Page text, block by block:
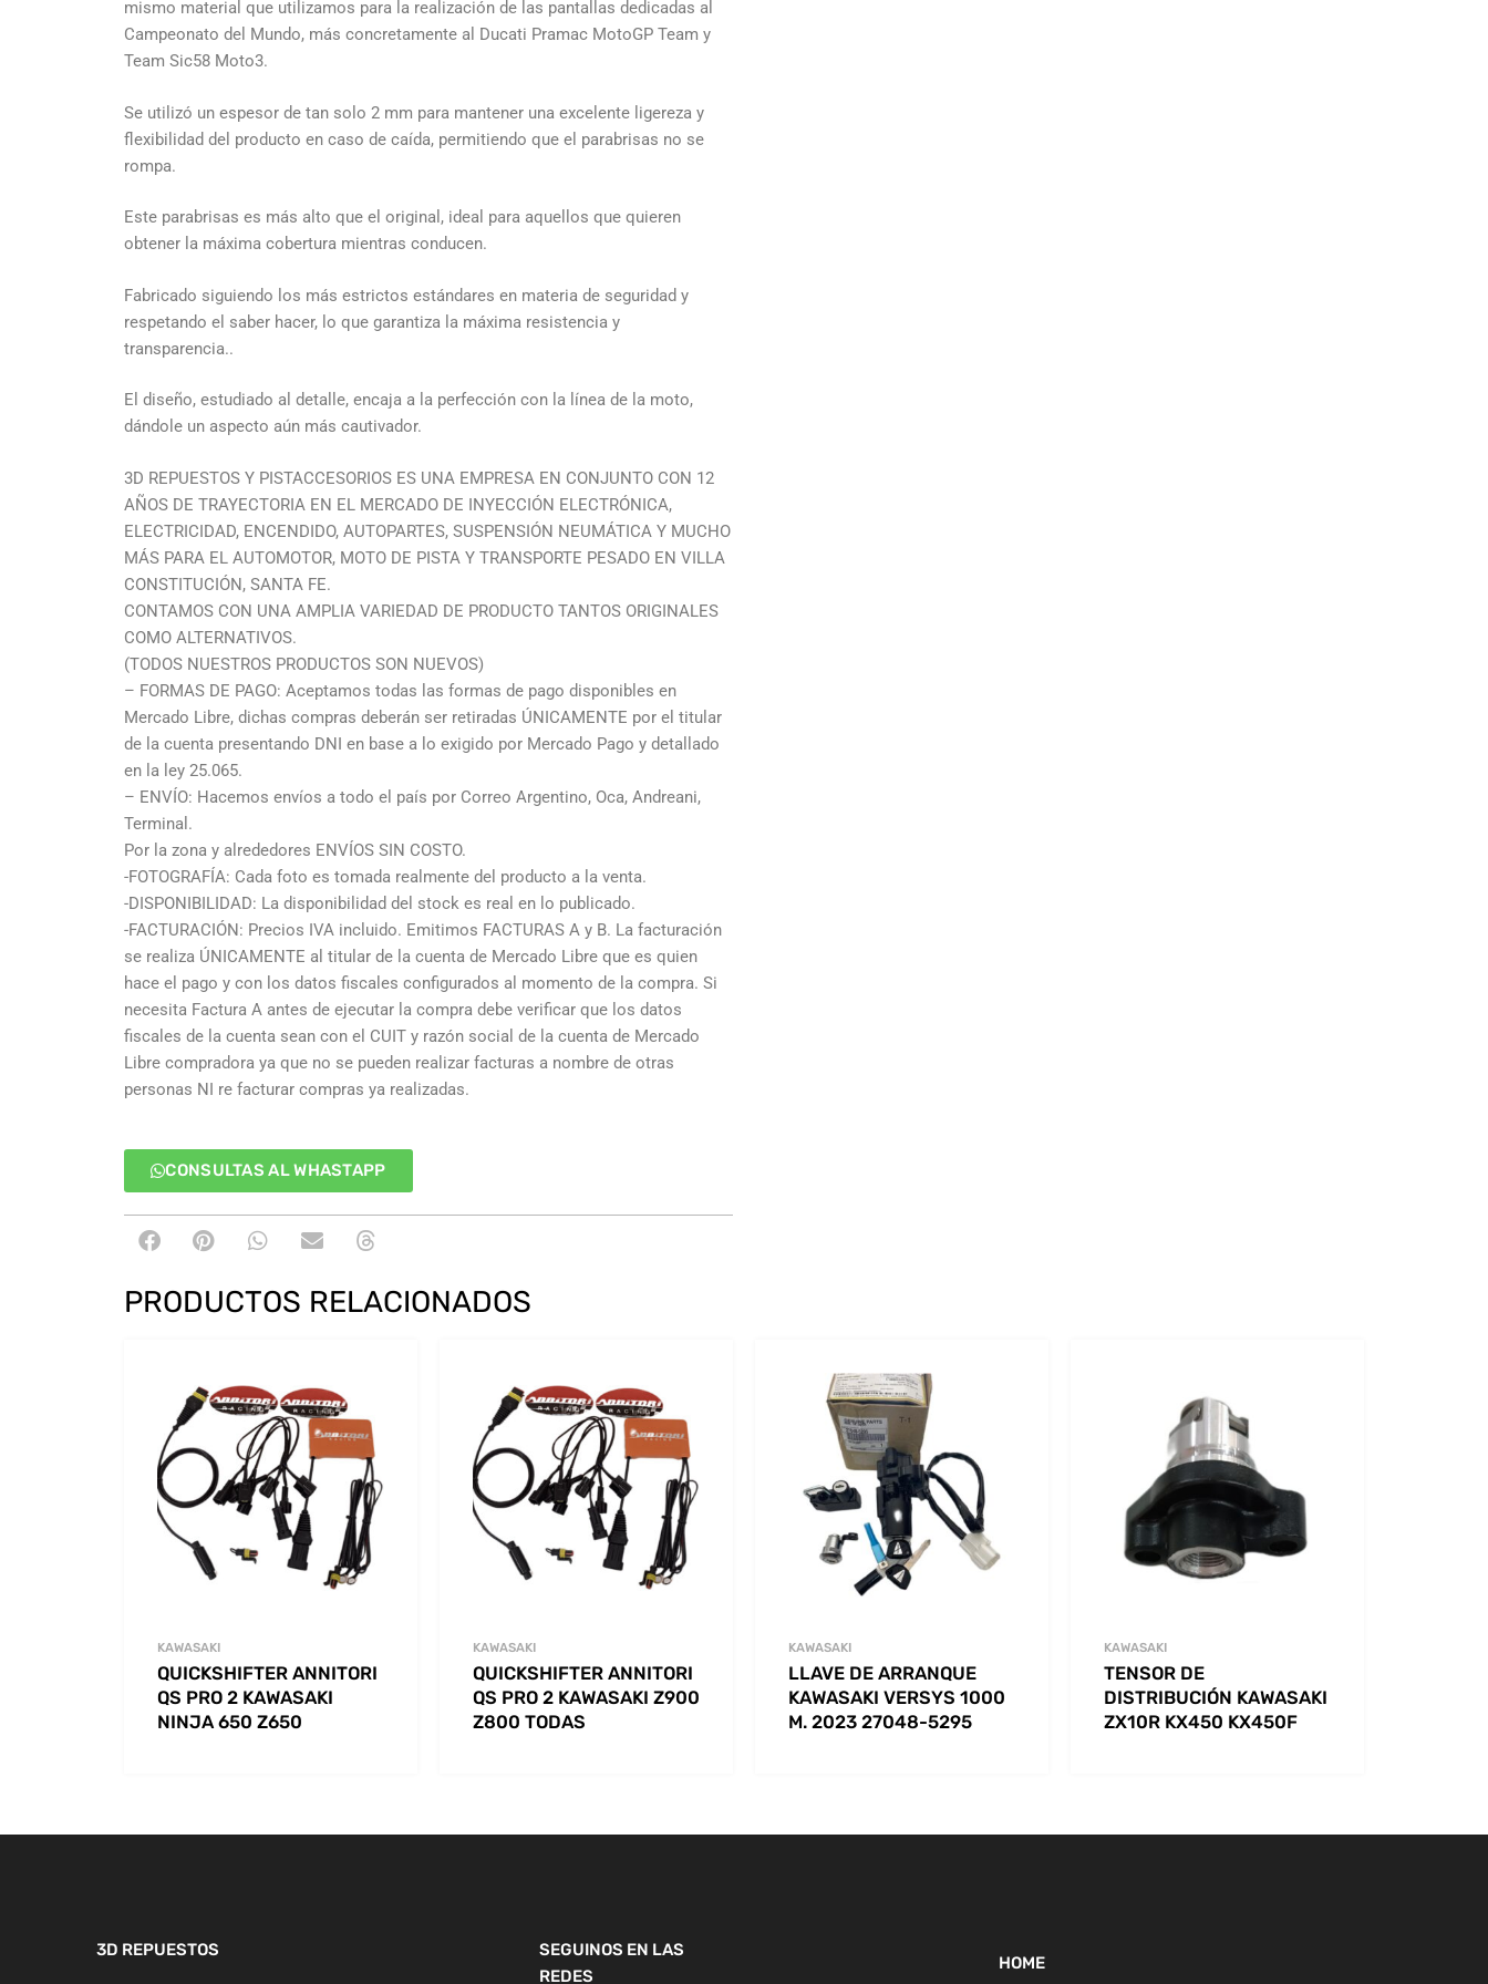
mismo material que utilizamos para la realización de las pantallas dedicadas al
Campeonato del Mundo, más concretamente al Ducati Pramac MotoGP Team y
Team Sic58 Moto3.
Se utilizó un espesor de tan solo 2 mm para mantener una excelente ligereza y
flexibilidad del producto en caso de caída, permitiendo que el parabrisas no se
rompa.
Este parabrisas es más alto que el original, ideal para aquellos que quieren
obtener la máxima cobertura mientras conducen.
Fabricado siguiendo los más estrictos estándares en materia de seguridad y
respetando el saber hacer, lo que garantiza la máxima resistencia y
transparencia..
El diseño, estudiado al detalle, encaja a la perfección con la línea de la moto,
dándole un aspecto aún más cautivador.
3D REPUESTOS Y PISTACCESORIOS ES UNA EMPRESA EN CONJUNTO CON 12
AÑOS DE TRAYECTORIA EN EL MERCADO DE INYECCIÓN ELECTRÓNICA,
ELECTRICIDAD, ENCENDIDO, AUTOPARTES, SUSPENSIÓN NEUMÁTICA Y MUCHO
MÁS PARA EL AUTOMOTOR, MOTO DE PISTA Y TRANSPORTE PESADO EN VILLA
CONSTITUCIÓN, SANTA FE.
CONTAMOS CON UNA AMPLIA VARIEDAD DE PRODUCTO TANTOS ORIGINALES
COMO ALTERNATIVOS.
(TODOS NUESTROS PRODUCTOS SON NUEVOS)
– FORMAS DE PAGO: Aceptamos todas las formas de pago disponibles en
Mercado Libre, dichas compras deberán ser retiradas ÚNICAMENTE por el titular
de la cuenta presentando DNI en base a lo exigido por Mercado Pago y detallado
en la ley 25.065.
– ENVÍO: Hacemos envíos a todo el país por Correo Argentino, Oca, Andreani,
Terminal.
Por la zona y alrededores ENVÍOS SIN COSTO.
-FOTOGRAFÍA: Cada foto es tomada realmente del producto a la venta.
-DISPONIBILIDAD: La disponibilidad del stock es real en lo publicado.
-FACTURACIÓN: Precios IVA incluido. Emitimos FACTURAS A y B. La facturación
se realiza ÚNICAMENTE al titular de la cuenta de Mercado Libre que es quien
hace el pago y con los datos fiscales configurados al momento de la compra. Si
necesita Factura A antes de ejecutar la compra debe verificar que los datos
fiscales de la cuenta sean con el CUIT y razón social de la cuenta de Mercado
Libre compradora ya que no se pueden realizar facturas a nombre de otras
personas NI re facturar compras ya realizadas.
CONSULTAS AL WHASTAPP
PRODUCTOS RELACIONADOS
KAWASAKI
QUICKSHIFTER ANNITORI
QS PRO 2 KAWASAKI
NINJA 650 Z650
KAWASAKI
QUICKSHIFTER ANNITORI
QS PRO 2 KAWASAKI Z900
Z800 TODAS
KAWASAKI
LLAVE DE ARRANQUE
KAWASAKI VERSYS 1000
M. 2023 27048-5295
KAWASAKI
TENSOR DE
DISTRIBUCIÓN KAWASAKI
ZX10R KX450 KX450F
3D REPUESTOS
SEGUINOS EN LAS
REDES
HOME